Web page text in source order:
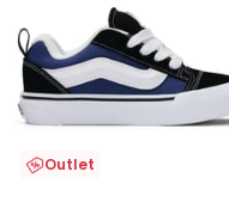
Outlet